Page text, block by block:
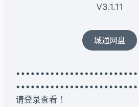
V3.1.11
城通网盘
请登录查看 ！